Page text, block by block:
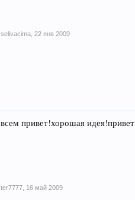
selivacima 22 янв 2009
всем привет!хорошая
ter7777 16 май 2009